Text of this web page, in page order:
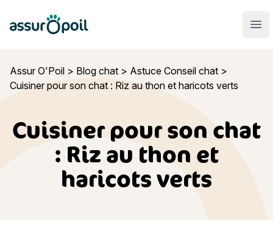
Assur O'Poil
Assur O'Poil > Blog chat > Astuce Conseil chat >
Cuisiner pour son chat : Riz au thon et haricots verts
Cuisiner pour son chat
: Riz au thon et
haricots verts